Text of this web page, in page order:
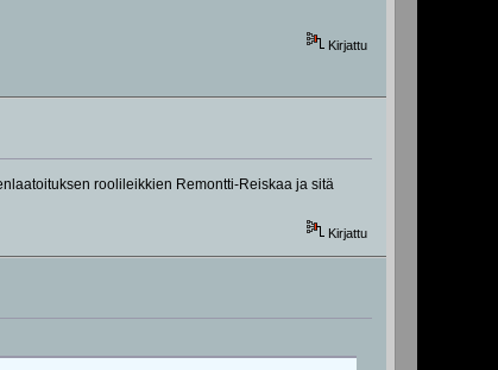
Kirjattu
roolileikkien Remontti-Reiskaa ja sitä
Kirjattu